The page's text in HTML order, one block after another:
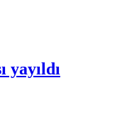
yayıldı